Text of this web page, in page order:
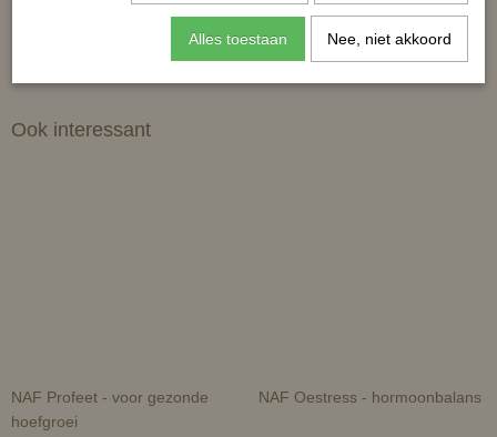
Ook interessant
NAF Profeet - voor gezonde
hoefgroei
NAF Oestress - hormoonbalans
Alles toestaan Nee, niet akkoord